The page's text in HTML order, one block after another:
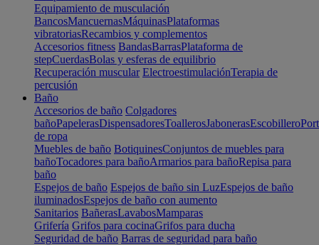
Equipamiento de musculación
BancosMancuernasMáquinasPlataformas
vibratoriasRecambios y complementos
Accesorios fitness BandasBarrasPlataforma de
stepCuerdasBolas y esferas de equilibrio
Recuperación muscular ElectroestimulaciónTerapia de
percusión
Baño
Accesorios de baño Colgadores
bañoPapelerasDispensadoresToallerosJabonerasEscobillero
de ropa
Muebles de baño BotiquinesConjuntos de muebles para
bañoTocadores para bañoArmarios para bañoRepisa para
baño
Espejos de baño Espejos de baño sin LuzEspejos de baño
iluminadosEspejos de baño con aumento
Sanitarios BañerasLavabosMamparas
Grifería Grifos para cocinaGrifos para ducha
Seguridad de baño Barras de seguridad para baño